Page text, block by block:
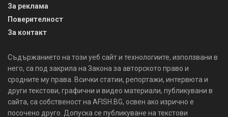
За реклама
Поверителност
За контакт
Съдържанието на този уеб сайт и технологиите, използвани в
него, са под закрила на Закона за авторското право и
сродните му права. Всички статии, репортажи, интервюта и
други текстови, графични и видео материали, публикувани в
сайта, са собственост на AFISH.BG, освен ако изрично е
посочено друго. Допуска се публикуване на текстови